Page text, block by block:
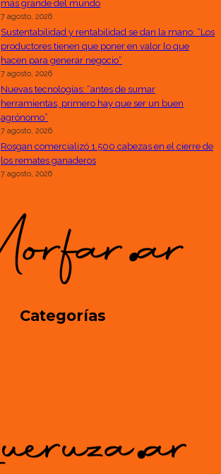
más grande del mundo
7 agosto, 2026
Sustentabilidad y rentabilidad se dan la mano: “Los
productores tienen que poner en valor lo que
hacen para generar negocio”
7 agosto, 2026
Nuevas tecnologías: “antes de sumar
herramientas, primero hay que ser un buen
agrónomo”
7 agosto, 2026
Rosgan comercializó 1.500 cabezas en el cierre de
los remates ganaderos
7 agosto, 2026
Categorías